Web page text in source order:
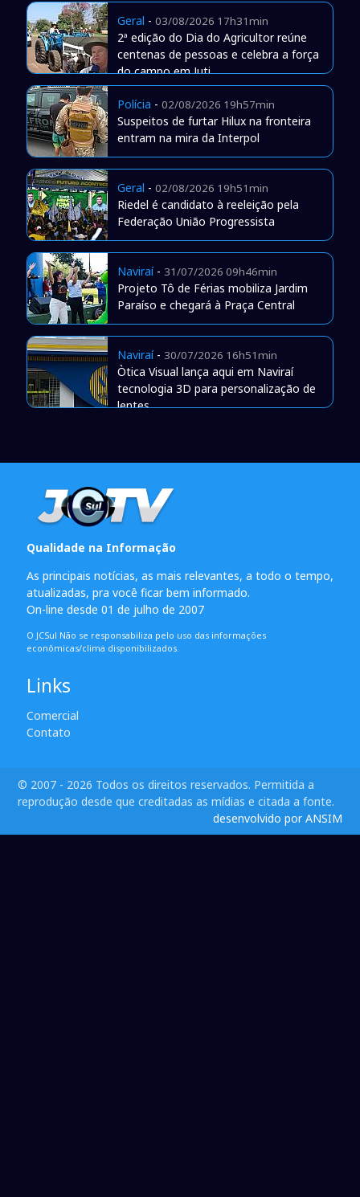
Geral - 03/08/2026 17h31min
2ª edição do Dia do Agricultor reúne
centenas de pessoas e celebra a força
do campo em Juti
Polícia - 02/08/2026 19h57min
Suspeitos de furtar Hilux na fronteira
entram na mira da Interpol
Geral - 02/08/2026 19h51min
Riedel é candidato à reeleição pela
Federação União Progressista
Naviraí- 31/07/2026 09h46min
Projeto Tô de Férias mobiliza Jardim
Paraíso e chegará à Praça Central
Naviraí- 30/07/2026 16h51min
Òtica Visual lança aqui em Naviraí
tecnologia 3D para personalização de
lentes
Qualidade na Informação
As principais notícias, as mais relevantes, a todo o tempo,
atualizadas, pra você ficar bem informado.
On-line desde 01 de julho de 2007
O JCSul Não se responsabiliza pelo uso das informações
econômicas/clima disponibilizados.
Links
Comercial
Contato
© 2007 - 2026 Todos os direitos reservados. Permitida a
reprodução desde que creditadas as mídias e citada a fonte.
desenvolvido por ANSIM